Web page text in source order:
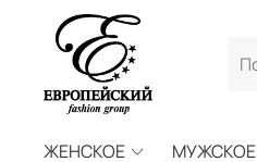
ЖЕНСКОЕ МУЖСКОЕ